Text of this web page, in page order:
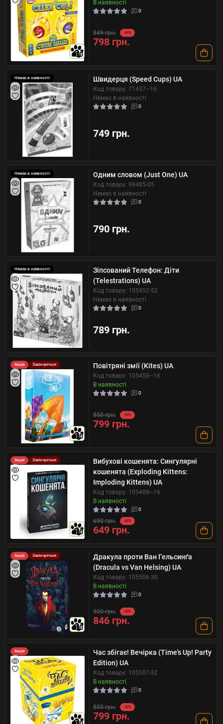
10
В наявності
0
849 грн. -6%
798 грн.
Немає в наявності Швидерця (Speed Cups) UA
Код товару: 71457~16
Немає в наявності
0
749 грн.
Немає в наявності Одним словом (Just One) UA
Код товару: 99485-05
Немає в наявності
0
790 грн.
Немає в наявності
Зіпсований Телефон: Діти
(Telestrations) UA
Код товару: 105452-52
Немає в наявності
0
789 грн.
Акція Закінчується
10
Повітряні змії (Kites) UA
Код товару: 105458~16
В наявності
0
850 грн. -6%
799 грн.
Акція Закінчується
10
Вибухові кошенята: Сингулярні
кошенята (Exploding Kittens:
Imploding Kittens) UA
Код товару: 105488~16
В наявності
0
690 грн. -6%
649 грн.
Акція Закінчується
10
Дракула проти Ван Гельсинґа
(Dracula vs Van Helsing) UA
Код товару: 105506-30
В наявності
0
900 грн. -6%
846 грн.
Акція
Час збігає! Вечірка (Time's Up! Party
Edition) UA
Код товару: 105507-52
В наявності
0
850 грн. -6%
799 грн.